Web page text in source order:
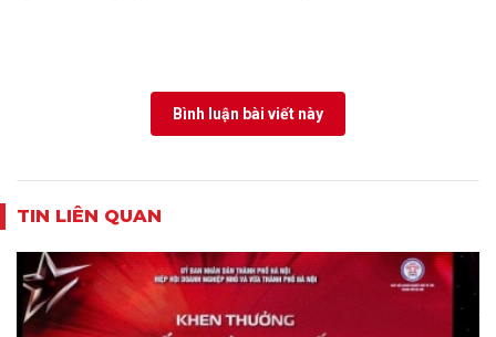
Bình luận bài viết này
TIN LIÊN QUAN